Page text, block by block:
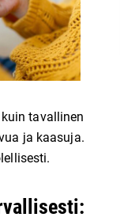
tavallinen
ja kaasuja.